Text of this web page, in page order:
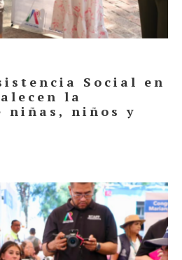
Social en
la
niñas, niños y